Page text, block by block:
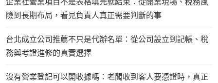
險到長期布局，看見負責人真正需要判斷的事
台北成立公司推薦不只是代辦名單：從公司設立到記帳、稅
務與考證進修的真實選擇
沒有營業登記可以開收據嗎：老闆收到客人要憑證時，真正